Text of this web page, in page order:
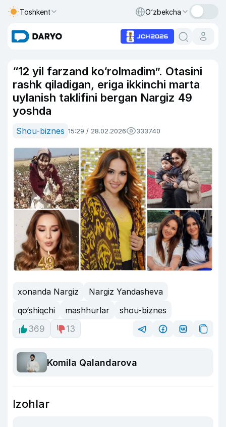
Toshkent O‘zbekcha
“12 yil farzand ko‘rolmadim”. Otasini
rashk qiladigan, eriga ikkinchi marta
uylanish taklifini bergan Nargiz 49
yoshda
Shou-biznes 15:29 / 28.02.2026 333740
xonanda Nargiz
Nargiz Yandasheva
qo‘shiqchi
mashhurlar
shou-biznes
369
13
Komila Qalandarova
Izohlar